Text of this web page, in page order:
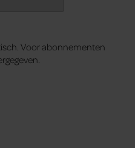
Voor abonnementen